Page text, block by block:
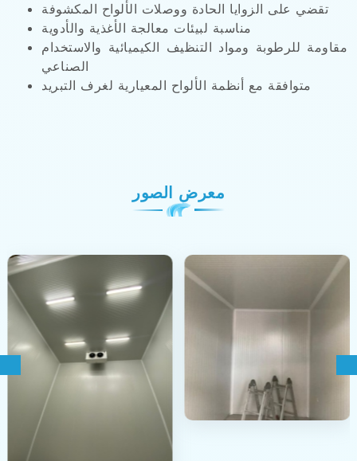
تقضي على الزوايا الحادة ووصلات الألواح المكشوفة
مناسبة لبيئات معالجة الأغذية والأدوية
مقاومة للرطوبة ومواد التنظيف الكيميائية والاستخدام
الصناعي
متوافقة مع أنظمة الألواح المعيارية لغرف التبريد
معرض الصور